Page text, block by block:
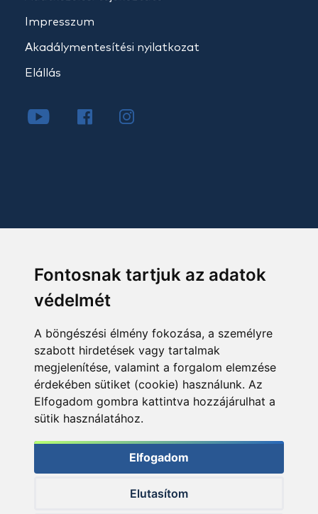
Fontosnak tartjuk az adatok
védelmét
A böngészési élmény fokozása, a személyre
szabott hirdetések vagy tartalmak
megjelenítése, valamint a forgalom elemzése
érdekében sütiket (cookie) használunk. Az
Elfogadom gombra kattintva hozzájárulhat a
sütik használatához.
Elfogadom
Elutasítom
Impresszum
Akadálymentesítési nyilatkozat
Elállás